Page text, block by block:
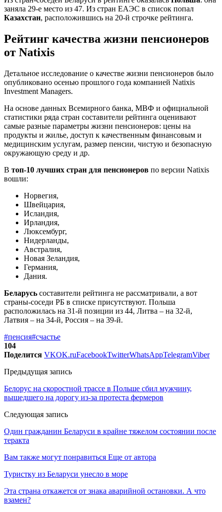
заняла 29-е место из 47. Из стран ЕАЭС в список попал
Казахстан, расположившись на 20-й строчке рейтинга.
Рейтинг качества жизни пенсионеров
от Natixis
Детальное исследование о качестве жизни пенсионеров было
опубликовано осенью прошлого года компанией Natixis
Investment Managers.
На основе данных Всемирного банка, МВФ и официальной
статистики ряда стран составители рейтинга оценивают
самые разные параметры жизни пенсионеров: цены на
продукты и жилье, доступ к качественным финансовым и
медицинским услугам, размер пенсии, чистую и безопасную
окружающую среду и др.
В топ-10 лучших стран для пенсионеров по версии Natixis
вошли:
Норвегия,
Швейцария,
Исландия,
Ирландия,
Люксембург,
Нидерланды,
Австралия,
Новая Зеландия,
Германия,
Дания.
Беларусь составители рейтинга не рассматривали, а вот
страны-соседи РБ в списке присутствуют. Польша
расположилась на 31-й позиции из 44, Литва – на 32-й,
Латвия – на 34-й, Россия – на 39-й.
#пенсия#счастье
104
Поделится VKOK.ruFacebookTwitterWhatsAppTelegramViber
Предыдущая запись
Белорус на скоростной трассе в Польше сбил мужчину,
вышедшего на дорогу из-за протеста фермеров
Следующая запись
Один гражданин Беларуси в крайне тяжелом состоянии после
теракта
Вам также могут понравиться Еще от автора
Туристку из Беларуси унесло в море
Эта страна откажется от знака аварийной остановки. А что
взамен?